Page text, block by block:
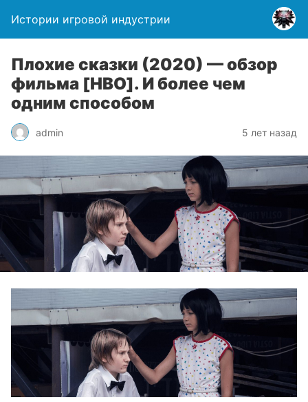
Истории игровой индустрии
Плохие сказки (2020) — обзор
фильма [HBO]. И более чем
одним способом
admin 5 лет назад